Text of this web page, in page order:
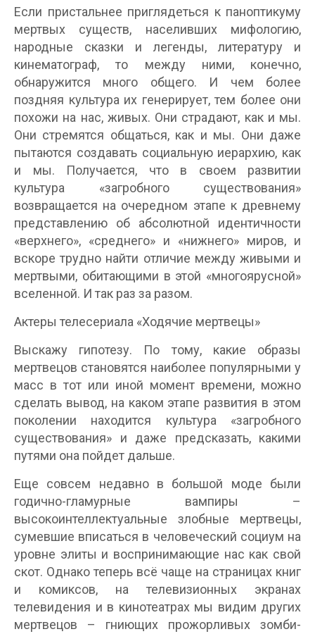
Если пристальнее приглядеться к паноптикуму
мертвых существ, населивших мифологию,
народные сказки и легенды, литературу и
кинематограф, то между ними, конечно,
обнаружится много общего. И чем более
поздняя культура их генерирует, тем более они
похожи на нас, живых. Они страдают, как и мы.
Они стремятся общаться, как и мы. Они даже
пытаются создавать социальную иерархию, как
и мы. Получается, что в своем развитии
культура «загробного существования»
возвращается на очередном этапе к древнему
представлению об абсолютной идентичности
«верхнего», «среднего» и «нижнего» миров, и
вскоре трудно найти отличие между живыми и
мертвыми, обитающими в этой «многоярусной»
вселенной. И так раз за разом.
Актеры телесериала «Ходячие мертвецы»
Выскажу гипотезу. По тому, какие образы
мертвецов становятся наиболее популярными у
масс в тот или иной момент времени, можно
сделать вывод, на каком этапе развития в этом
поколении находится культура «загробного
существования» и даже предсказать, какими
путями она пойдет дальше.
Еще совсем недавно в большой моде были
годично-гламурные вампиры –
высокоинтеллектуальные злобные мертвецы,
сумевшие вписаться в человеческий социум на
уровне элиты и воспринимающие нас как свой
скот. Однако теперь всё чаще на страницах книг
и комиксов, на телевизионных экранах
телевидения и в кинотеатрах мы видим других
мертвецов – гниющих прожорливых зомби-